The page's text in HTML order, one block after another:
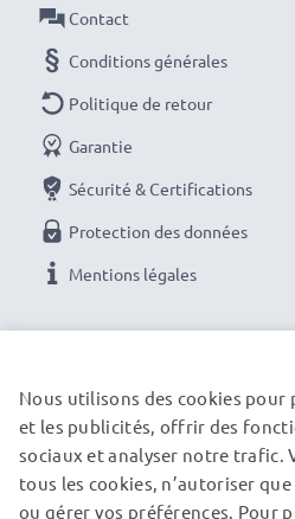
Contact
Conditions générales
Politique de retour
Garantie
Sécurité & Certifications
Protection des données
Mentions légales
NOS PARTENAIRES DE
Nous utilisons des cookies pour
et les publicités, offrir des
sociaux et analyser notre trafic.
tous les cookies, n’autoriser
ou gérer vos préférences. Pour